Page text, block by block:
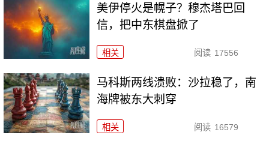
美伊停火是幌子？穆杰塔巴回
信，把中东棋盘掀了
相关 阅读 17556
马科斯两线溃败：沙拉稳了，南
海牌被东大刺穿
相关 阅读 16579